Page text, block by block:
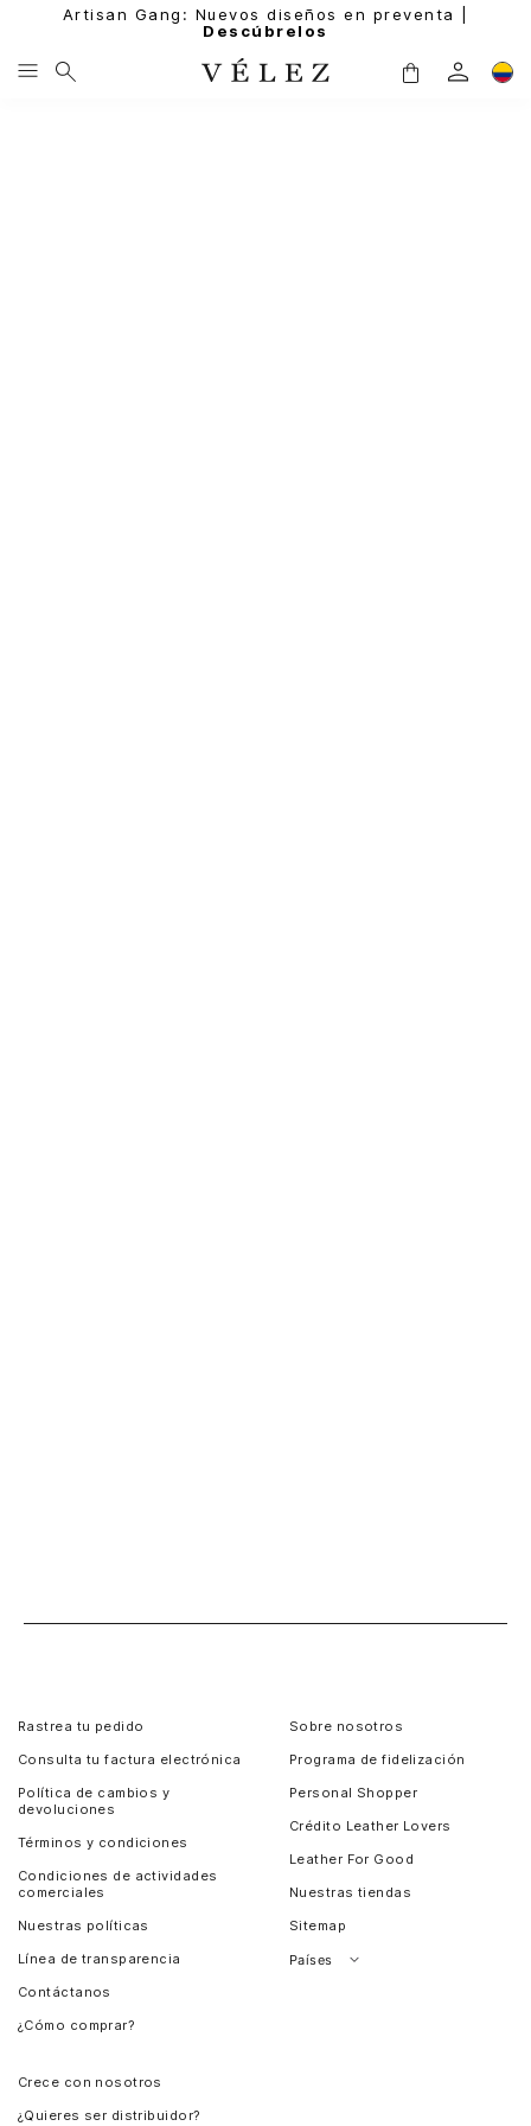
Artisan Gang: Nuevos diseños en preventa |
Descúbrelos
Rastrea tu pedido
Consulta tu factura electrónica
Política de cambios y
devoluciones
Términos y condiciones
Condiciones de actividades
comerciales
Nuestras políticas
Línea de transparencia
Contáctanos
¿Cómo comprar?
Sobre nosotros
Programa de fidelización
Personal Shopper
Crédito Leather Lovers
Leather For Good
Nuestras tiendas
Sitemap
Países
Crece con nosotros
¿Quieres ser distribuidor?